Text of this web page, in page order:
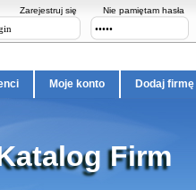
Zarejestruj się Nie pamiętam hasła
Moje konto Dodaj firmę
Firm